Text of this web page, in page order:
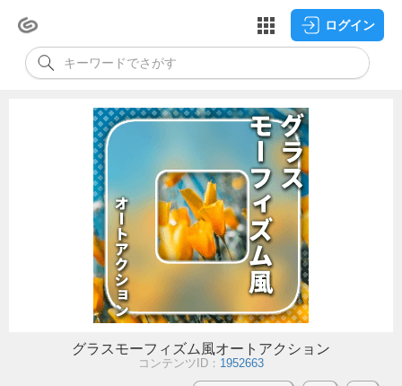
ログイン
グラスモーフィズム風オートアクション
コンテンツID： 1952663